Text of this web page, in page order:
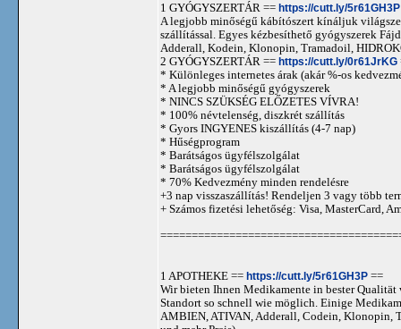
1 GYÓGYSZERTÁR == https://cutt.ly/5r61GH3P
A legjobb minőségű kábítószert kínáljuk
szállítással. Egyes kézbesíthető gyógyszerek
Adderall, Kodein, Klonopin, Tramadoil,
2 GYÓGYSZERTÁR == https://cutt.ly/0r61JrKG
* Különleges internetes árak (akár %-os
* A legjobb minőségű gyógyszerek
* NINCS SZÜKSÉG ELŐZETES VÍVRA!
* 100% névtelenség, diszkrét szállítás
* Gyors INGYENES kiszállítás (4-7 nap)
* Hűségprogram
* Barátságos ügyfélszolgálat
* Barátságos ügyfélszolgálat
* 70% Kedvezmény minden rendelésre
+3 nap visszaszállítás! Rendeljen 3 vagy több
+ Számos fizetési lehetőség: Visa, MasterCard,
1 APOTHEKE == https://cutt.ly/5r61GH3P ==
Wir bieten Ihnen Medikamente in bester
Standort so schnell wie möglich. Einige
AMBIEN, ATIVAN, Adderall, Codein, Klonopin,